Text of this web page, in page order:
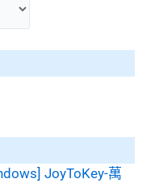
JoyToKey-萬